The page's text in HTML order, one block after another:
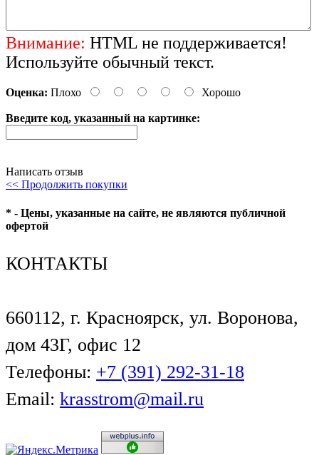
Внимание: HTML не поддерживается!
Используйте обычный текст.
Оценка: Плохо Хорошо
Введите код, указанный на картинке:
Написать отзыв
<< Продолжить покупки
* - Цены, указанные на сайте, не являются публичной
офертой
КОНТАКТЫ
660112, г. Красноярск, ул. Воронова,
дом 43Г, офис 12
Телефоны: +7 (391) 292-31-18
Email: krasstrom@mail.ru